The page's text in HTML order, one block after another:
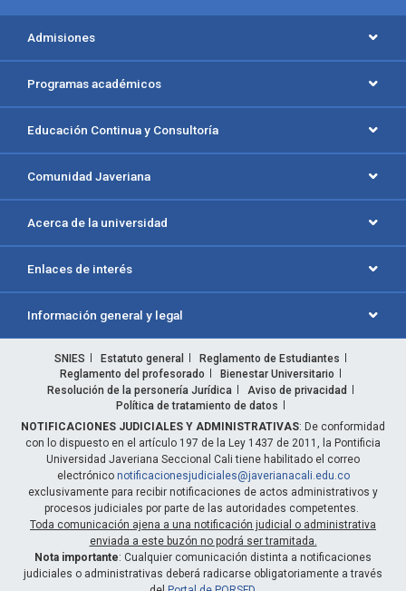
Admisiones
Programas académicos
Educación Continua y Consultoría
Comunidad Javeriana
Acerca de la universidad
Enlaces de interés
Información general y legal
SNIES Estatuto general
Reglamento de Estudiantes
Reglamento del profesorado
Bienestar Universitario
Resolución de la personería Jurídica
Aviso de privacidad
Política de tratamiento de datos
NOTIFICACIONES JUDICIALES Y ADMINISTRATIVAS: De conformidad
con lo dispuesto en el artículo 197 de la Ley 1437 de 2011, la Pontificia
Universidad Javeriana Seccional Cali tiene habilitado el correo
electrónico notificacionesjudiciales@javerianacali.edu.co
exclusivamente para recibir notificaciones de actos administrativos y
procesos judiciales por parte de las autoridades competentes.
Toda comunicación ajena a una notificación judicial o administrativa
enviada a este buzón no podrá ser tramitada.
Nota importante: Cualquier comunicación distinta a notificaciones
judiciales o administrativas deberá radicarse obligatoriamente a través